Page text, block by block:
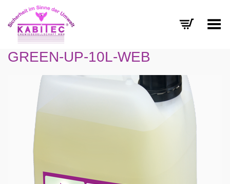
Menü umschalten
GREEN-UP-10L-WEB